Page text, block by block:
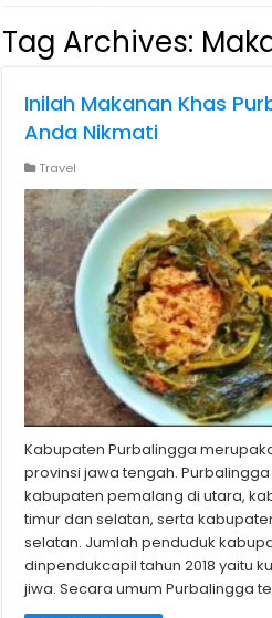
Tag Archives:
Inilah Makanan Khas
Anda Nikmati
Travel
Kabupaten Purbalingga
provinsi jawa tengah.
kabupaten pemalang di utara,
timur dan selatan, serta
selatan. Jumlah penduduk
dinpendukcapil tahun 2018 yaitu
jiwa. Secara umum Purbalingga